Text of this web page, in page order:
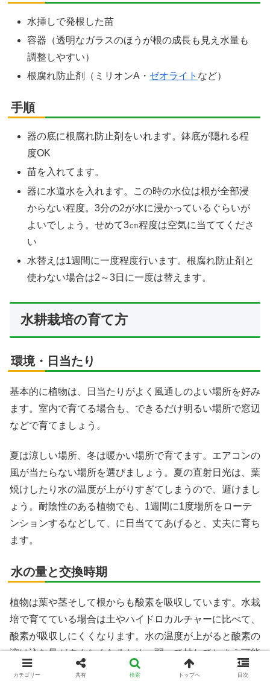
水挿しで発根した苗
容器（透明なガラスのほうが根の成長も見え水量も
調整しやすい）
根腐れ防止剤（ミリオンA・ ゼオライト など）
手順
器の底に根腐れ防止剤をいれます。鉢底が隠れる程
度OK
苗を入れてます。
器に水道水を入れます。この時の水位は根が全部浸
からない程度。3分の2が水に浸かっているぐらいが
よいでしょう。せめて3㎝程度は空気に当ててくださ
い
水替えは1週間に一度程度行います。根腐れ防止剤と
使わない場合は2～3日に一度は替えます。
水耕栽培の育て方
環境・日当たり
基本的に植物は、日当たりがよく風通しのよい場所を好み
ます。室内で育てる場合も、できるだけ明るい場所で窓辺
などで育てましょう。
夏は涼しい場所、冬は暖かい場所で育てます。エアコンの
風が当たらない場所を選びましょう。夏の直射日光は、葉
焼けしたり水の温度が上がりすぎてしまうので、避けまし
ょう。耐陰性のある植物でも、1週間に1度場所をローテ
ンションするなどして、に日当ててあげると、丈夫に育ち
ます。
水の量と交換時期
植物は葉や茎そして根からも酸素を吸収しています。水栽
培で育てている場合は土やハイドロカルチャーに比べて、
酸素が吸収しにくくなります。水の温度が上がると酸素の
溶け込む量がすくなくなるため、弱って枯れてしまう可能
性もあります。特に夏場は注意が必要です。
カテゴリー 共有 検索 トップへ 目次